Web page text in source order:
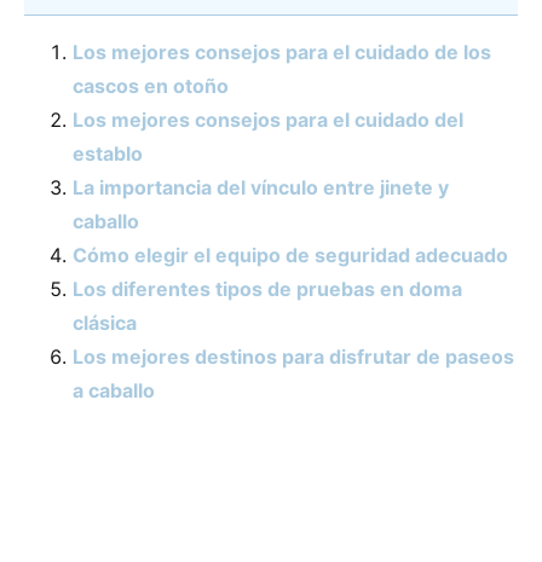
Los mejores consejos para el cuidado de los
cascos en otoño
Los mejores consejos para el cuidado del
establo
La importancia del vínculo entre jinete y
caballo
Cómo elegir el equipo de seguridad adecuado
Los diferentes tipos de pruebas en doma
clásica
Los mejores destinos para disfrutar de paseos
a caballo